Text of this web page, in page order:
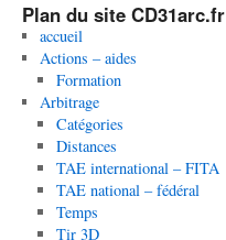
Plan du site CD31arc.fr
accueil
Actions – aides
Formation
Arbitrage
Catégories
Distances
TAE international – FITA
TAE national – fédéral
Temps
Tir 3D